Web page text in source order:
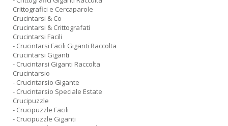
Crittografici e Cercaparole
Crucintarsi & Co
Crucintarsi & Crittografati
Crucintarsi Facili
- Crucintarsi Facili Giganti Raccolta
Crucintarsi Giganti
- Crucintarsi Giganti Raccolta
Crucintarsio
- Crucintarsio Gigante
- Crucintarsio Speciale Estate
Crucipuzzle
- Crucipuzzle Facili
- Crucipuzzle Giganti